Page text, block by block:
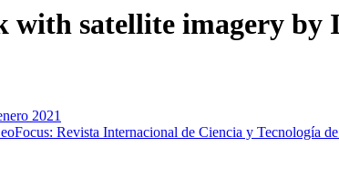
satellite imagery by
2021
Revista Internacional de Ciencia y Tecnología